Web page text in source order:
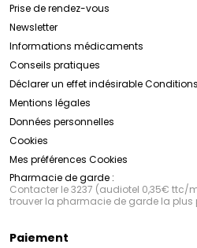
Prise de rendez-vous
Newsletter
Informations médicaments
Conseils pratiques
Déclarer un effet indésirable
Mentions légales
Données personnelles
Cookies
Mes préférences Cookies
Pharmacie de garde :
Contacter le 3237 (audiotel 0,35€ ttc/
trouver la pharmacie de garde la plus
Paiement